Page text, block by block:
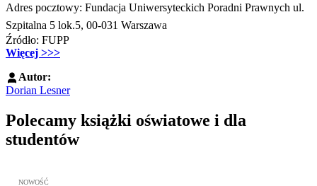
Adres pocztowy: Fundacja Uniwersyteckich Poradni Prawnych ul.
Szpitalna 5 lok.5, 00-031 Warszawa
Źródło: FUPP
Więcej >>>
Autor:
Dorian Lesner
Polecamy książki oświatowe i dla
studentów
Przejdź do: Wykładowcy doskonali. Podręcznik nauczycieli
NOWOŚĆ